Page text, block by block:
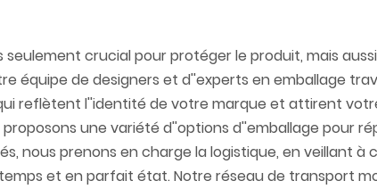
crucial pour protéger le produit, mais
équipe de designers et d''experts en emballage
reflètent l''identité de votre marque et attirent
une variété d''options d''emballage pour
nous prenons en charge la logistique, en veillant à
et en parfait état. Notre réseau de transport